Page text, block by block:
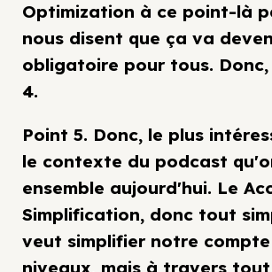
Optimization à ce point-là
nous disent que ça va
obligatoire pour tous. Donc,
4.
Point 5. Donc, le plus
le contexte du podcast
ensemble aujourd'hui. Le
Simplification, donc tout
veut simplifier notre